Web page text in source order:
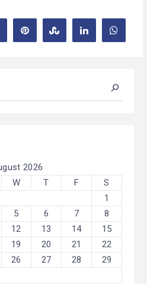
2026
W T F
S
1
5 6 7
8
12 13 14
15
19 20 21
22
26 27 28
29